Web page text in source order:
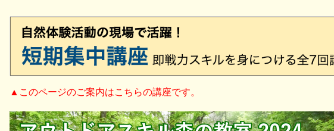
▲このページのご案内はこちらの講座です。